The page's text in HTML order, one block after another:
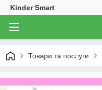
Kinder Smart
Товари та послуги